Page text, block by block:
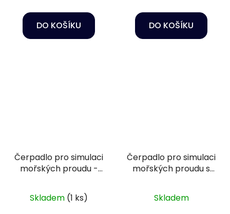
DO KOŠÍKU DO KOŠÍKU
Čerpadlo pro simulaci
mořských proudu -
JVP-2
Skladem (1 ks)
Čerpadlo pro simulaci
mořských proudu s
Skladem